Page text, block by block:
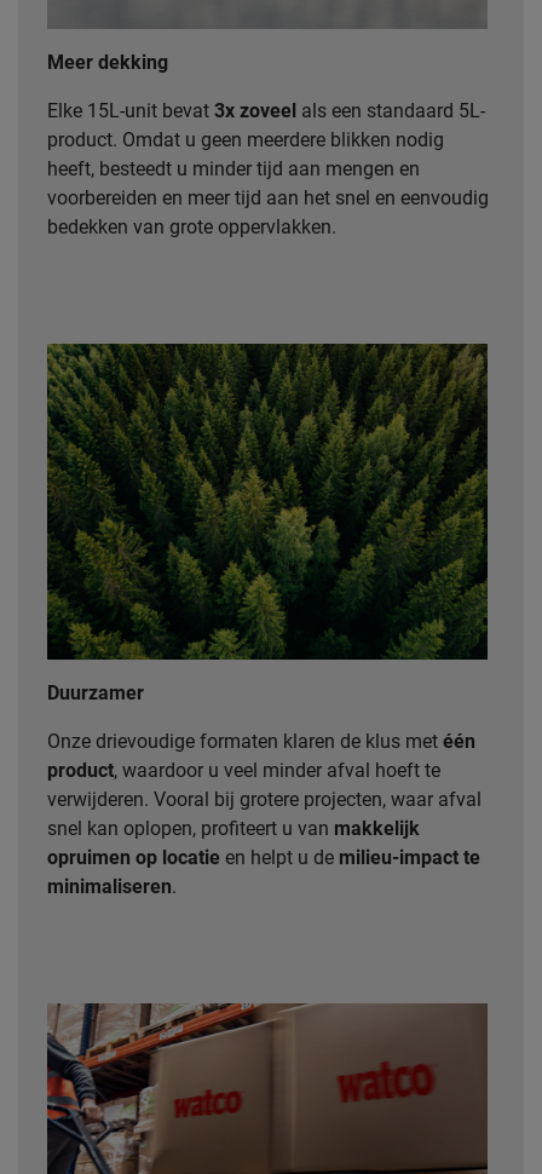
Meer dekking
Elke 15L-unit bevat 3x zoveel als een standaard 5L-
product. Omdat u geen meerdere blikken nodig
heeft, besteedt u minder tijd aan mengen en
voorbereiden en meer tijd aan het snel en eenvoudig
bedekken van grote oppervlakken.
Duurzamer
Onze drievoudige formaten klaren de klus met één
product, waardoor u veel minder afval hoeft te
verwijderen. Vooral bij grotere projecten, waar afval
snel kan oplopen, profiteert u van makkelijk
opruimen op locatie en helpt u de milieu-impact te
minimaliseren.